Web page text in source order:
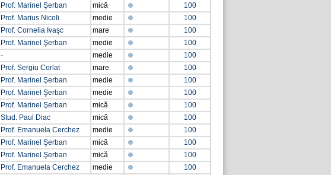
Prof. Marinel Şerban mică
100
Prof. Marius Nicoli medie
100
Prof. Cornelia Ivaşc mare
100
Prof. Marinel Şerban medie
100
- medie
100
Prof. Sergiu Corlat mare
100
Prof. Marinel Şerban medie
100
Prof. Marinel Şerban medie
100
Prof. Marinel Şerban mică
100
Stud. Paul Diac mică
100
Prof. Emanuela Cerchez medie
100
Prof. Marinel Şerban mică
100
Prof. Marinel Şerban mică
100
Prof. Emanuela Cerchez medie
100